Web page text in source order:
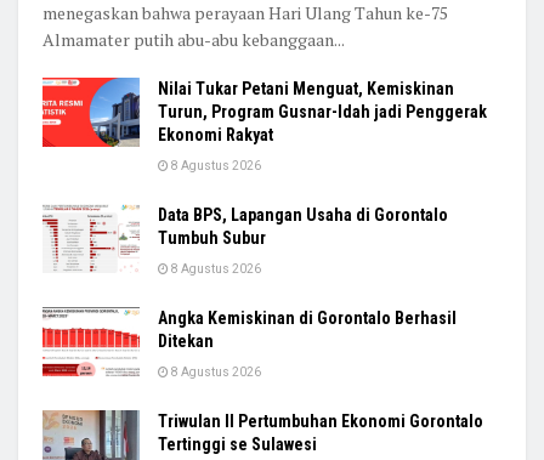
menegaskan bahwa perayaan Hari Ulang Tahun ke-75
Almamater putih abu-abu kebanggaan...
Nilai Tukar Petani Menguat, Kemiskinan
Turun, Program Gusnar-Idah jadi Penggerak
Ekonomi Rakyat
8 Agustus 2026
Data BPS, Lapangan Usaha di Gorontalo
Tumbuh Subur
8 Agustus 2026
Angka Kemiskinan di Gorontalo Berhasil
Ditekan
8 Agustus 2026
Triwulan II Pertumbuhan Ekonomi Gorontalo
Tertinggi se Sulawesi